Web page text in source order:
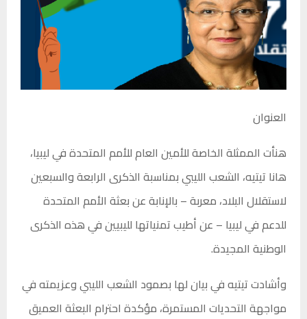
العنوان
هنأت الممثلة الخاصة للأمين العام للأمم المتحدة في ليبيا،
هانا تيتيه، الشعب الليبي بمناسبة الذكرى الرابعة والسبعين
لاستقلال البلاد، معربة – بالإنابة عن بعثة الأمم المتحدة
للدعم في ليبيا – عن أطيب تمنياتها لليبيين في هذه الذكرى
الوطنية المجيدة.
وأشادت تيتيه في بيان لها بصمود الشعب الليبي وعزيمته في
مواجهة التحديات المستمرة، مؤكدة احترام البعثة العميق